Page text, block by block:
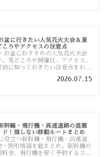
盆に行きたい人気花火大会＆夏
ころやアクセスの注意点
お盆におすすめの人気花火大会
見どころや開催日、アクセス、
前に知っておきたい注意点をわか
2026.07.15
幹線・飛行機・高速道路の混雑
ド！損しない移動ルートまとめ
役立つ新幹線・飛行機・高速道
・割引情報を総まとめ。新幹線の
料金、飛行機を安く予約するコ